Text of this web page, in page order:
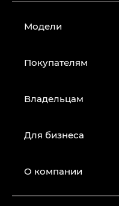
Модели
Покупателям
Владельцам
Для бизнеса
О компании